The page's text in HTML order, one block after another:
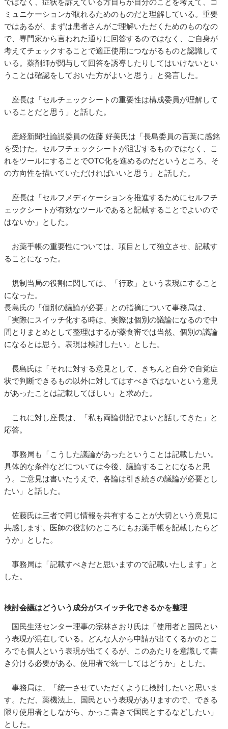
ではなく、症状を訴えている方自らが自分のことを考えて、コ
ミュニケーションが取れるためのものだと理解している。重要
ではあるが、まずは患者さんがご理解いただくためのものなの
で、専門家から言われた通りに回答するのではなく、ご自身が
考えてチェックすることで適正使用につながるものと認識して
いる。薬剤師が関与して回答を誘導したりしてはいけないとい
うことは確認をしておいた方がよいと思う」と発言した。
座長は「セルチェックシートの重要性は構成委員が理解して
いることだと思う」と話した。
産経新聞社論説委員の佐藤 好美氏は「長島委員の言葉に感銘
を受けた。セルフチェックシートが阻害するものではなく、こ
れをツールにすることでOTC化を進めるのだというところ、そ
の方向性を描いていただければいいと思う」と話した。
座長は「セルフメディケーションを推進するためにセルフチ
ェックシートが有効なツールであると記載することでよいので
はないか」とした。
お薬手帳の重要性については、項目として独立させ、記載す
ることになった。
規制当局の役割に関しては、「行政」という表現にすること
になった。
長島氏の「個別の議論が必要」との指摘について事務局は、
「実際にスイッチ化する時は、実際は個別の議論になるので中
間とりまとめとして整理はするが薬食審では当然、個別の議論
になるとは思う。表現は検討したい」とした。
長島氏は「それに対する意見として、きちんと自分で自覚症
状で判断できるもの以外に対してはすべきではないという意見
があったことは記載してほしい」と求めた。
これに対し座長は、「私も両論併記でよいと話してきた」と
応答。
事務局も「こうした議論があったということは記載したい。
具体的な条件などについては今後、議論することになると思
う。ご意見は書いたうえで、各論は引き続きの議論が必要とし
たい」と話した。
佐藤氏は三者で同じ情報を共有することが大切という意見に
共感します。医師の役割のところにもお薬手帳を記載したらど
うか」とした。
事務局は「記載すべきだと思いますので記載いたします」と
した。
検討会議はどういう成分がスイッチ化できるかを整理
国民生活センター理事の宗林さおり氏は「使用者と国民とい
う表現が混在している。どんな人から申請が出てくるかのとこ
ろでも個人という表現が出てくるが、このあたりを意識して書
き分ける必要がある。使用者で統一してはどうか」とした。
事務局は、「統一させていただくように検討したいと思いま
す。ただ、薬機法上、国民という表現がありますので、できる
限り使用者としながら、かっこ書きで国民とするなどしたい」
とした。